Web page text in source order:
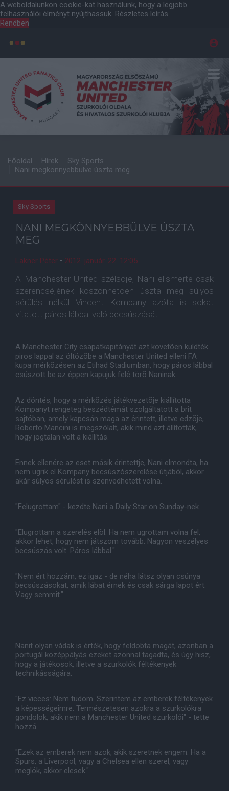
A weboldalunkon cookie-kat használunk, hogy a legjobb
felhasználói élményt nyújthassuk. Részletes leírás
Rendben
Főoldal Hírek
Sky Sports
Nani megkönnyebbülve úszta meg
Sky Sports
NANI MEGKÖNNYEBBÜLVE ÚSZTA
MEG
Lakner Péter • 2012. január. 22. 12:05
A Manchester United szélsõje, Nani elismerte csak
szerencséjének köszönhetõen úszta meg súlyos
sérülés nélkül Vincent Kompany azóta is sokat
vitatott páros lábbal való becsúszását.
A Manchester City csapatkapitányát azt követõen küldték
piros lappal az öltözõbe a Manchester United elleni FA
kupa mérkõzésen az Etihad Stadiumban, hogy páros lábbal
csúszott be az éppen kapujuk felé törõ Naninak.
Az döntés, hogy a mérkõzés játékvezetõje kiállította
Kompanyt rengeteg beszédtémát szolgáltatott a brit
sajtóban, amely kapcsán maga az érintett, illetve edzõje,
Roberto Mancini is megszólalt, akik mind azt állították,
hogy jogtalan volt a kiállítás.
Ennek ellenére az eset másik érintettje, Nani elmondta, ha
nem ugrik el Kompany becsúszószerelése útjából, akkor
akár súlyos sérülést is szenvedhetett volna.
"Felugrottam" - kezdte Nani a Daily Star on Sunday-nek.
"Elugrottam a szerelés elöl. Ha nem ugrottam volna fel,
akkor lehet, hogy nem játszom tovább. Nagyon veszélyes
becsúszás volt. Páros lábbal."
"Nem ért hozzám, ez igaz - de néha látsz olyan csúnya
becsúszásokat, amik lábat érnek és csak sárga lapot ért.
Vagy semmit."
Nanit olyan vádak is érték, hogy feldobta magát, azonban a
portugál középpályás ezeket azonnal tagadta, és úgy hisz,
hogy a játékosok, illetve a szurkolók féltékenyek
technikásságára.
"Ez vicces: Nem tudom. Szerintem az emberek féltékenyek
a képességeimre. Természetesen azokra a szurkolókra
gondolok, akik nem a Manchester United szurkolói" - tette
hozzá.
"Ezek az emberek nem azok, akik szeretnek engem. Ha a
Spurs, a Liverpool, vagy a Chelsea ellen szerel, vagy
meglök, akkor elesek."